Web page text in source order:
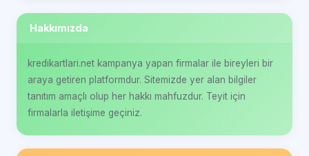
Hakkımızda
kredikartlari.net kampanya yapan firmalar ile bireyleri bir
araya getiren platformdur. Sitemizde yer alan bilgiler
tanıtım amaçlı olup her hakkı mahfuzdur. Teyit için
firmalarla iletişime geçiniz.